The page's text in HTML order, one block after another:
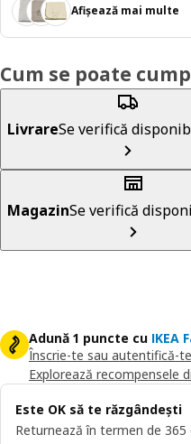
Afișează mai multe
Cum se poate
LivrareSe verifică
MagazinSe verifică
Adună 1 puncte cu IKEA
Înscrie-te sau autentifică-te
Explorează recompensele
Este OK să te răzgândești
Returnează în termen de